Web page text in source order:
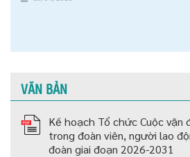
VĂN BẢN
Kế hoạch Tổ chức Cuộc vận
trong đoàn viên, người lao
đoàn giai đoạn 2026-2031